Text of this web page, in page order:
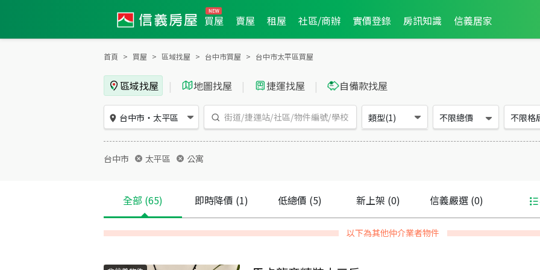
買屋 賣屋 租屋 社區/商辦 實價登錄 房訊知識 信義居家
首頁 買屋 區域找屋 台中市買屋 台中市太平區買屋
區域找屋 | 地圖找屋 | 捷運找屋 | 自備款找屋
台中市 ・ 太平區 類型(1) 不限總價 不限格
台中市 太平區 公寓
全部 (65) 即時降價 (1) 低總價 (5) 新上架 (0) 信義嚴選(0)
以下為其他仲介業者物件